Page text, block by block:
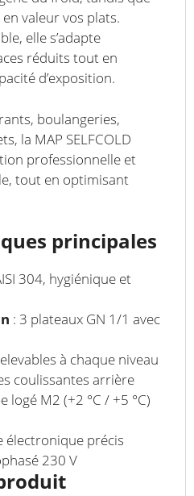
valeur vos plats.
elle s’adapte
réduits tout en
d’exposition.
boulangeries,
la MAP SELFCOLD
professionnelle et
tout en optimisant
principales
304, hygiénique et
: 3 plateaux GN 1/1 avec
à chaque niveau
coulissantes arrière
logé M2 (+2 °C / +5 °C)
électronique précis
230 V